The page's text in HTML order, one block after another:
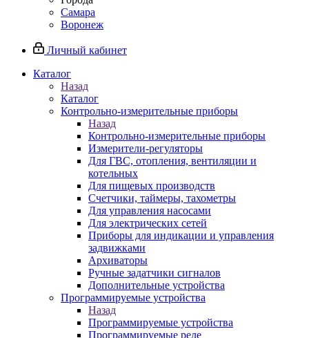
Самара
Воронеж
Личный кабинет
Каталог
Назад
Каталог
Контрольно-измерительные приборы
Назад
Контрольно-измерительные приборы
Измерители-регуляторы
Для ГВС, отопления, вентиляции и
котельных
Для пищевых производств
Счетчики, таймеры, тахометры
Для управления насосами
Для электрических сетей
Приборы для индикации и управления
задвижками
Архиваторы
Ручные задатчики сигналов
Дополнительные устройства
Программируемые устройства
Назад
Программируемые устройства
Программируемые реле